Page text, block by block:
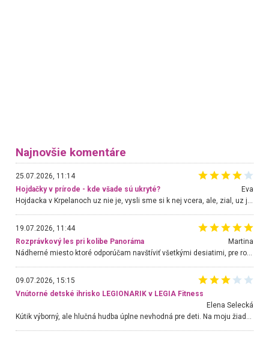
Najnovšie komentáre
25.07.2026, 11:14
Hojdačky v prírode - kde všade sú ukryté?
Eva
Hojdacka v Krpelanoch uz nie je, vysli sme si k nej vcera, ale, zial, uz je znicena. Ak sem planujete cestu len kvoli hojdacke, mozete si ju usetrit. Krasny vyhlad je tu vsak aj bez hojdacky :-)
19.07.2026, 11:44
Rozprávkový les pri kolibe Panoráma
Martina
Nádherné miesto ktoré odporúčam navštíviť všetkými desiatimi, pre rodiny s deťmi, dôchodcom... Proste a jednoducho ozaj rozprávkový les.. určite ešte prídeme. Odniesli sme si na pamiatku krásne tričká,
09.07.2026, 15:15
Vnútorné detské ihrisko LEGIONARIK v LEGIA Fitness
Elena Selecká